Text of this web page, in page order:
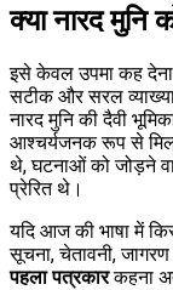
क्या नारद मुनि
इसे केवल उपमा कह देना
सटीक और सरल
नारद मुनि की दैवी
आश्चर्यजनक रूप से
थे, घटनाओं को जोड़ने
प्रेरित थे।
यदि आज की भाषा में
सूचना, चेतावनी, जागरण
पहला पत्रकारकहना